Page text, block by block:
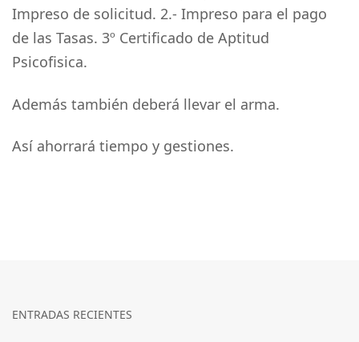
Impreso de solicitud. 2.- Impreso para el pago
de las Tasas. 3º Certificado de Aptitud
Psicofisica.
Además también deberá llevar el arma.
Así ahorrará tiempo y gestiones.
ENTRADAS RECIENTES